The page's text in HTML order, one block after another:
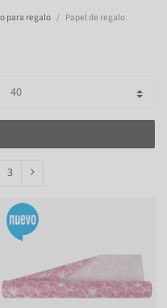
para regalo Papel de regalo
3